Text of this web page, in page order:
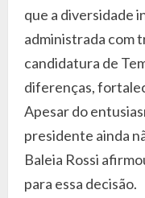
que a diversidade
administrada com
candidatura de
diferenças,
Apesar do
presidente ainda
Baleia Rossi
para essa decisão.